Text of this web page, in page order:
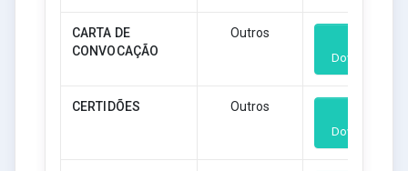
CARTA DE
CONVOCAÇÃO
Outros
Download
CERTIDÕES Outros
Download